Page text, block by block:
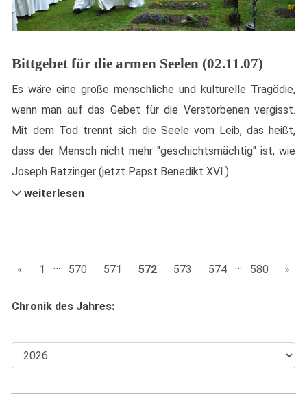
Bittgebet für die armen Seelen (02.11.07)
Es wäre eine große menschliche und kulturelle Tragödie,
wenn man auf das Gebet für die Verstorbenen vergisst.
Mit dem Tod trennt sich die Seele vom Leib, das heißt,
dass der Mensch nicht mehr "geschichtsmächtig" ist, wie
Joseph Ratzinger (jetzt Papst Benedikt XVI.)...
weiterlesen
« 1 … 570 571 572 573 574 … 580 »
Chronik des Jahres: